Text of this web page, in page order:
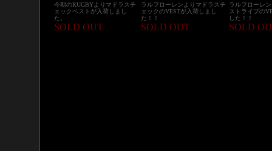
今期のRUGBYよりマドラスチ
ェックベストが入荷しまし
た。
ラルフローレンよりマドラスチ
ェックのVESTが入荷しまし
た！！
ラルフローレ
ストライプの
した！！
SOLD OUT SOLD OUT SOLD